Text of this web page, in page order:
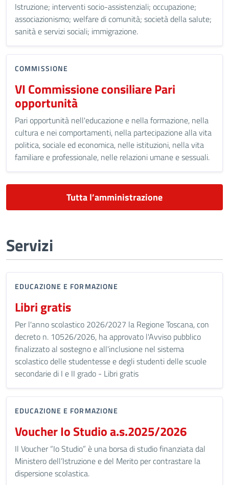
Istruzione; interventi socio-assistenziali; occupazione;
associazionismo; welfare di comunità; società della salute;
sanità e servizi sociali; immigrazione.
COMMISSIONE
VI Commissione consiliare Pari
opportunità
Pari opportunità nell'educazione e nella formazione, nella
cultura e nei comportamenti, nella partecipazione alla vita
politica, sociale ed economica, nelle istituzioni, nella vita
familiare e professionale, nelle relazioni umane e sessuali.
Tutta l’amministrazione
Servizi
EDUCAZIONE E FORMAZIONE
Libri gratis
Per l'anno scolastico 2026/2027 la Regione Toscana, con
decreto n. 10526/2026, ha approvato l'Avviso pubblico
finalizzato al sostegno e all'inclusione nel sistema
scolastico delle studentesse e degli studenti delle scuole
secondarie di I e II grado - Libri gratis
EDUCAZIONE E FORMAZIONE
Voucher Io Studio a.s.2025/2026
Il Voucher “Io Studio” è una borsa di studio finanziata dal
Ministero dell’Istruzione e del Merito per contrastare la
dispersione scolastica.